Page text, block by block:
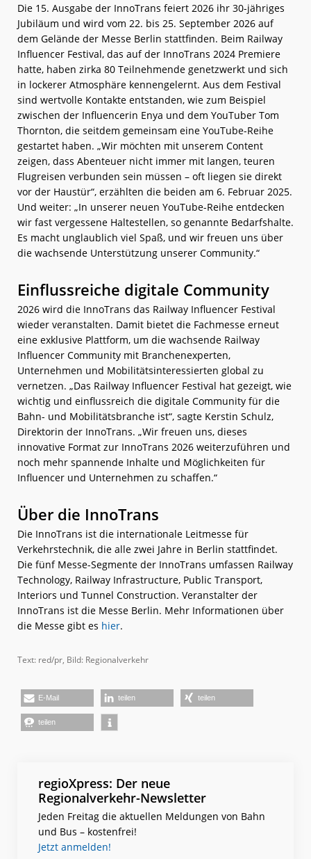
Die 15. Ausgabe der InnoTrans feiert 2026 ihr 30-jähriges
Jubiläum und wird vom 22. bis 25. September 2026 auf
dem Gelände der Messe Berlin stattfinden. Beim Railway
Influencer Festival, das auf der InnoTrans 2024 Premiere
hatte, haben zirka 80 Teilnehmende genetzwerkt und sich
in lockerer Atmosphäre kennengelernt. Aus dem Festival
sind wertvolle Kontakte entstanden, wie zum Beispiel
zwischen der Influencerin Enya und dem YouTuber Tom
Thornton, die seitdem gemeinsam eine YouTube-Reihe
gestartet haben. „Wir möchten mit unserem Content
zeigen, dass Abenteuer nicht immer mit langen, teuren
Flugreisen verbunden sein müssen – oft liegen sie direkt
vor der Haustür“, erzählten die beiden am 6. Februar 2025.
Und weiter: „In unserer neuen YouTube-Reihe entdecken
wir fast vergessene Haltestellen, so genannte Bedarfshalte.
Es macht unglaublich viel Spaß, und wir freuen uns über
die wachsende Unterstützung unserer Community.“
Einflussreiche digitale Community
2026 wird die InnoTrans das Railway Influencer Festival
wieder veranstalten. Damit bietet die Fachmesse erneut
eine exklusive Plattform, um die wachsende Railway
Influencer Community mit Branchenexperten,
Unternehmen und Mobilitätsinteressierten global zu
vernetzen. „Das Railway Influencer Festival hat gezeigt, wie
wichtig und einflussreich die digitale Community für die
Bahn- und Mobilitätsbranche ist“, sagte Kerstin Schulz,
Direktorin der InnoTrans. „Wir freuen uns, dieses
innovative Format zur InnoTrans 2026 weiterzuführen und
noch mehr spannende Inhalte und Möglichkeiten für
Influencer und Unternehmen zu schaffen.“
Über die InnoTrans
Die InnoTrans ist die internationale Leitmesse für
Verkehrstechnik, die alle zwei Jahre in Berlin stattfindet.
Die fünf Messe-Segmente der InnoTrans umfassen Railway
Technology, Railway Infrastructure, Public Transport,
Interiors und Tunnel Construction. Veranstalter der
InnoTrans ist die Messe Berlin. Mehr Informationen über
die Messe gibt es hier.
Text: red/pr, Bild: Regionalverkehr
E-Mail teilen teilen
teilen
regioXpress: Der neue
Regionalverkehr-Newsletter
Jeden Freitag die aktuellen Meldungen von Bahn
und Bus – kostenfrei!
Jetzt anmelden!